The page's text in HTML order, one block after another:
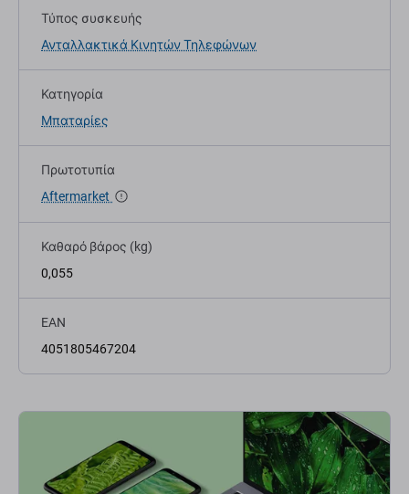
Τύπος συσκευής
Ανταλλακτικά Κινητών Τηλεφώνων
Κατηγορία
Μπαταρίες
Πρωτοτυπία
Aftermarket
Καθαρό βάρος (kg)
0,055
EAN
4051805467204